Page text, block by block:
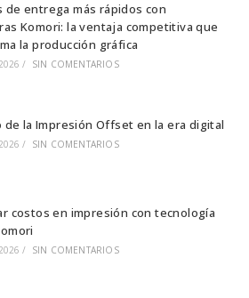
de entrega más rápidos con
Komori: la ventaja competitiva que
la producción gráfica
/ SIN COMENTARIOS
de la Impresión Offset en la era digital
/ SIN COMENTARIOS
costos en impresión con tecnología
/ SIN COMENTARIOS